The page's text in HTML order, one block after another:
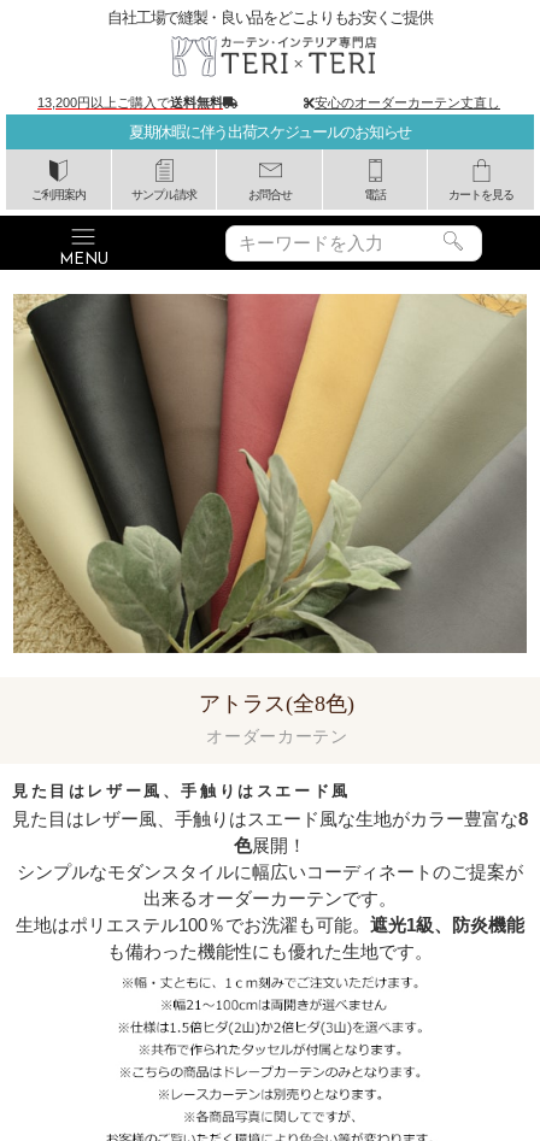
夏期休暇に伴う出荷スケジュールのお知らせ
ご利用案内 サンプル請求 お問合せ 電話 カートを見る
自社工場で縫製・良い品をどこよりもお安くご提供
13,200円以上ご購入で送料無料 安心のオーダーカーテン丈直し
見た目はレザー風、手触りはスエード風
オーダーカーテン
アトラス(全8色)
見た目はレザー風、手触りはスエード風な生地がカラー豊富な8
色展開！
シンプルなモダンスタイルに幅広いコーディネートのご提案が
出来るオーダーカーテンです。
生地はポリエステル100％でお洗濯も可能。 遮光1級、防炎機能
も備わった機能性にも優れた生地です。